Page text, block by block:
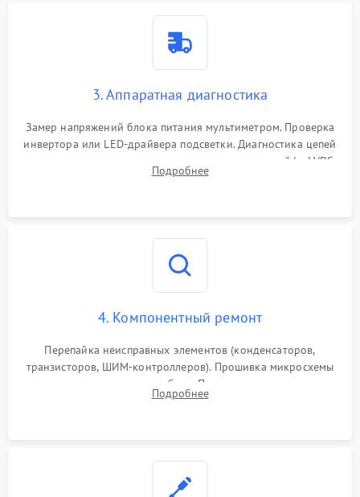
3. Аппаратная диагностика
Замер напряжений блока питания мультиметром. Проверка
инвертора или LED-драйвера подсветки. Диагностика цепей
питания скалера и тестирование сигналов на шлейфе LVDS
Подробнее
4. Компонентный ремонт
Перепайка неисправных элементов (конденсаторов,
транзисторов, ШИМ-контроллеров). Прошивка микросхемы
памяти при программных сбоях. При поломке подсветки —
разборка матрицы и замена выгоревших светодиодов.
Подробнее